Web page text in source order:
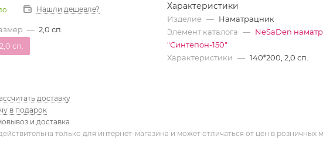
Нашли дешевле?
— 2,0 сп.
2,0 сп.
доставку
в подарок
и доставка
Характеристики
Изделие — Наматрацник
Элемент каталога — NeSaDen
"Синтепон-150"
Характеристики — 140*200, 2,0 сп.
только для интернет-магазина и может отличаться от цен в розничных